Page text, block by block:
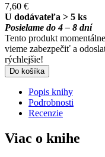
7,60 €
U dodávateľa > 5 ks
Posielame do 4 – 8 dní
Tento produkt
vieme zabezpečiť a
rýchlejšie!
Do košíka
Popis knihy
Podrobnosti
Recenzie
Viac o knihe